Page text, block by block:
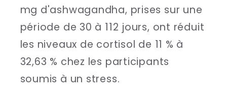
mg d'ashwagandha, prises sur une
période de 30 à 112 jours, ont réduit
les niveaux de cortisol de 11 % à
32,63 % chez les participants
soumis à un stress.